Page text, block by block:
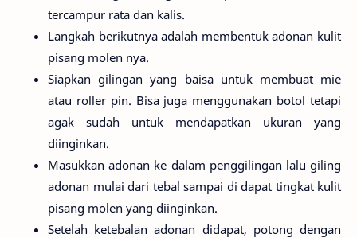
tercampur rata dan kalis.
Langkah berikutnya adalah membentuk adonan kulit
pisang molen nya.
Siapkan gilingan yang baisa untuk membuat mie
atau roller pin. Bisa juga menggunakan botol tetapi
agak sudah untuk mendapatkan ukuran yang
diinginkan.
Masukkan adonan ke dalam penggilingan lalu giling
adonan mulai dari tebal sampai di dapat tingkat kulit
pisang molen yang diinginkan.
Setelah ketebalan adonan didapat, potong dengan